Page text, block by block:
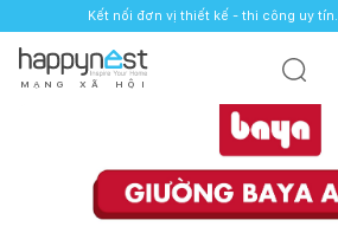
Kết nối đơn vị thiết kế - thi công uy tín.
M Ạ N G X Ã H Ộ I